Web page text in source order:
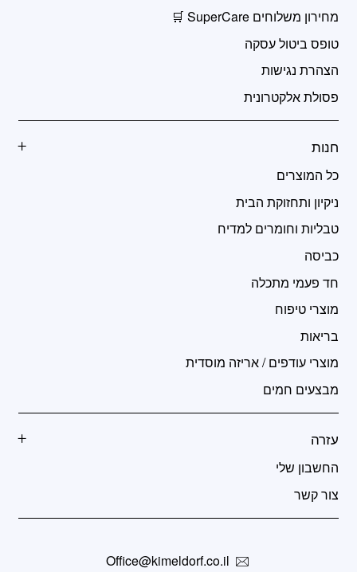
מחירון משלוחים SuperCare 🛒
טופס ביטול עסקה
הצהרת נגישות
פסולת אלקטרונית
חנות
כל המוצרים
ניקיון ותחזוקת הבית
טבליות וחומרים למדיח
כביסה
חד פעמי מתכלה
מוצרי טיפוח
בריאות
מוצרי עודפים / אריזה מוסדית
מבצעים חמים
עזרה
החשבון שלי
צור קשר
Office@kimeldorf.co.il